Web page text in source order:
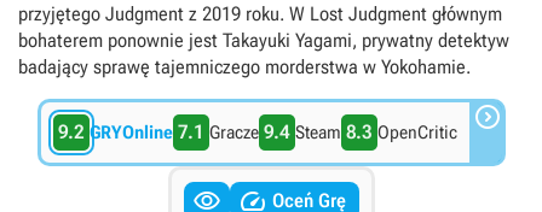
przyjętego Judgment z 2019 roku. W Lost Judgment głównym
bohaterem ponownie jest Takayuki Yagami, prywatny detektyw
badający sprawę tajemniczego morderstwa w Yokohamie.
9.2 GRYOnline 7.1 Gracze 9.4 Steam 8.3 OpenCritic 
  Oceń Grę